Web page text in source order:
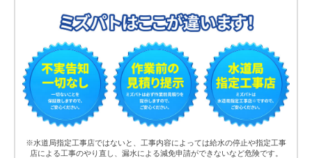
※水道局指定工事店ではないと、工事内容によっては給水の停止や指定工事
店による工事のやり直し、漏水による減免申請ができないなど危険です。